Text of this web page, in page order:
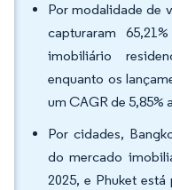
Por modalidade de
capturaram
imobiliário
enquanto os
um CAGR de 5,85%
Por cidades,
do mercado
2025, e Phuket